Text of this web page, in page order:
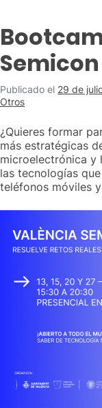
Publicado el 29 de
Otros
¿Quieres formar
más estratégicas
microelectrónica y
las tecnologías
teléfonos móviles